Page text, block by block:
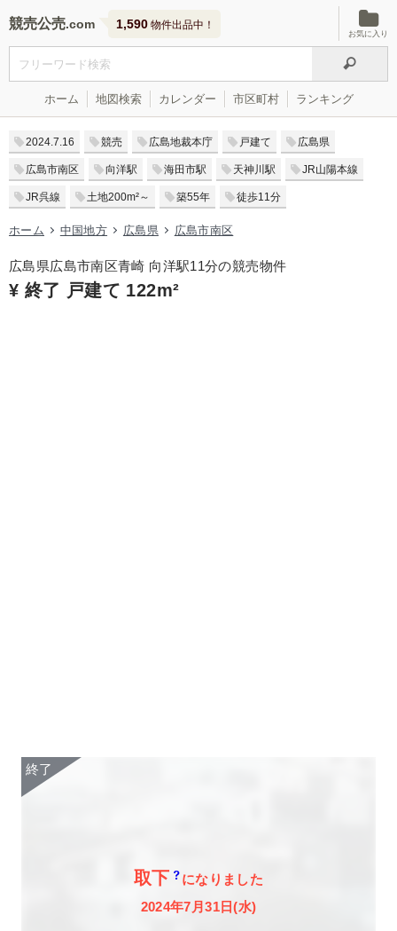
競売公売 1,590 物件出品中！
お気に入り
ホーム 地図検索 カレンダー 市区町村 ランキング
2024.7.16 競売 広島地裁本庁 戸建て 広島県
広島市南区 向洋駅 海田市駅 天神川駅 JR山陽本線
JR呉線 土地200m²～ 築55年 徒歩11分
ホーム 中国地方 広島県 広島市南区
広島県広島市南区青崎 向洋駅11分の競売物件
¥ 終了 戸建て 122m²
取下
になりました
2024年7月31日(水)